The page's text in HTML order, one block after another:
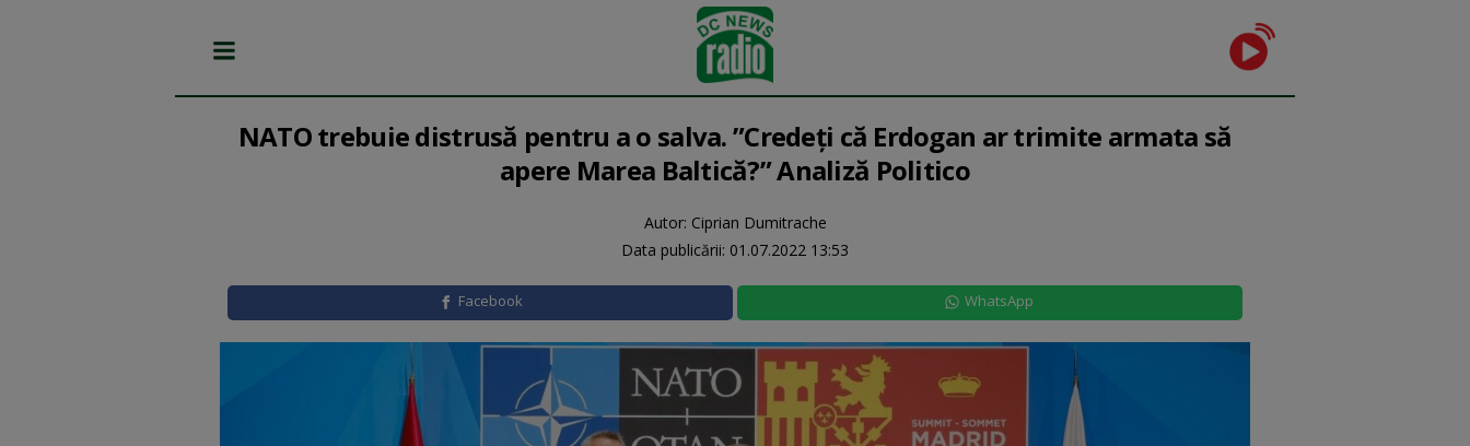
NATO trebuie distrusă pentru a o salva. ”Credeți că Erdogan ar trimite armata să
apere Marea Baltică?” Analiză Politico
Autor: Ciprian Dumitrache
Data publicării: 01.07.2022 13:53
Facebook WhatsApp